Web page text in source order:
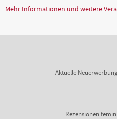
Mehr Informationen und weitere
Aktuelle
Rezensionen